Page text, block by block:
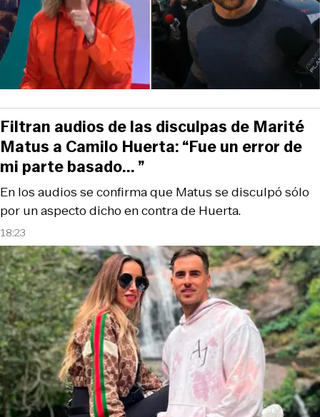
18:23
En los audios se confirma que Matus se disculpó sólo
por un aspecto dicho en contra de Huerta.
Filtran audios de las disculpas de Marité
Matus a Camilo Huerta: “Fue un error de
mi parte basado... ”